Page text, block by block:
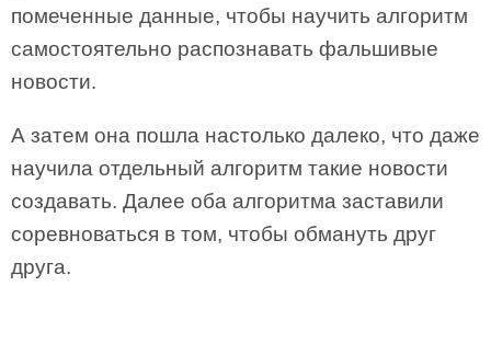
помеченные данные, чтобы научить алгоритм
самостоятельно распознавать фальшивые
новости.
А затем она пошла настолько далеко, что даже
научила отдельный алгоритм такие новости
создавать. Далее оба алгоритма заставили
соревноваться в том, чтобы обмануть друг
друга.